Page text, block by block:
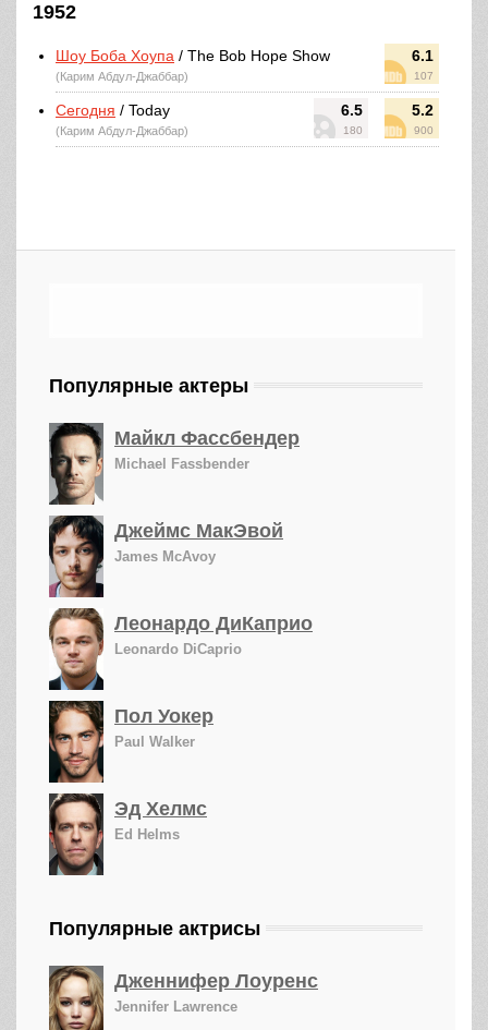
1952
6.1
107
Шоу Боба Хоупа / The Bob Hope Show
(Карим Абдул-Джаббар)
6.5
180
5.2
900
Сегодня / Today
(Карим Абдул-Джаббар)
Популярные актеры
Майкл Фассбендер
Michael Fassbender
Джеймс МакЭвой
James McAvoy
Леонардо ДиКаприо
Leonardo DiCaprio
Пол Уокер
Paul Walker
Эд Хелмс
Ed Helms
Популярные актрисы
Дженнифер Лоуренс
Jennifer Lawrence